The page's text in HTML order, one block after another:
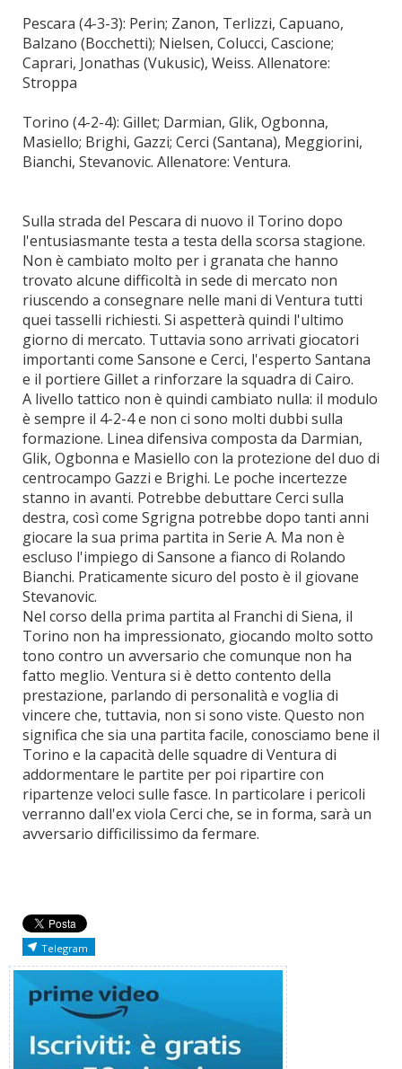
Pescara (4-3-3): Perin; Zanon, Terlizzi, Capuano,
Balzano (Bocchetti); Nielsen, Colucci, Cascione;
Caprari, Jonathas (Vukusic), Weiss. Allenatore:
Stroppa
Torino (4-2-4): Gillet; Darmian, Glik, Ogbonna,
Masiello; Brighi, Gazzi; Cerci (Santana), Meggiorini,
Bianchi, Stevanovic. Allenatore: Ventura.
Sulla strada del Pescara di nuovo il Torino dopo
l'entusiasmante testa a testa della scorsa stagione.
Non è cambiato molto per i granata che hanno
trovato alcune difficoltà in sede di mercato non
riuscendo a consegnare nelle mani di Ventura tutti
quei tasselli richiesti. Si aspetterà quindi l'ultimo
giorno di mercato. Tuttavia sono arrivati giocatori
importanti come Sansone e Cerci, l'esperto Santana
e il portiere Gillet a rinforzare la squadra di Cairo.
A livello tattico non è quindi cambiato nulla: il modulo
è sempre il 4-2-4 e non ci sono molti dubbi sulla
formazione. Linea difensiva composta da Darmian,
Glik, Ogbonna e Masiello con la protezione del duo di
centrocampo Gazzi e Brighi. Le poche incertezze
stanno in avanti. Potrebbe debuttare Cerci sulla
destra, così come Sgrigna potrebbe dopo tanti anni
giocare la sua prima partita in Serie A. Ma non è
escluso l'impiego di Sansone a fianco di Rolando
Bianchi. Praticamente sicuro del posto è il giovane
Stevanovic.
Nel corso della prima partita al Franchi di Siena, il
Torino non ha impressionato, giocando molto sotto
tono contro un avversario che comunque non ha
fatto meglio. Ventura si è detto contento della
prestazione, parlando di personalità e voglia di
vincere che, tuttavia, non si sono viste. Questo non
significa che sia una partita facile, conosciamo bene il
Torino e la capacità delle squadre di Ventura di
addormentare le partite per poi ripartire con
ripartenze veloci sulle fasce. In particolare i pericoli
verranno dall'ex viola Cerci che, se in forma, sarà un
avversario difficilissimo da fermare.
Telegram